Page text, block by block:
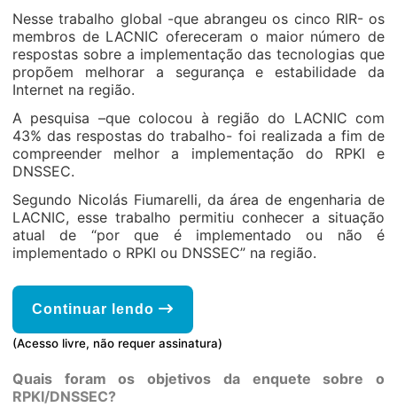
Nesse trabalho global -que abrangeu os cinco RIR- os
membros de LACNIC ofereceram o maior número de
respostas sobre a implementação das tecnologias que
propõem melhorar a segurança e estabilidade da
Internet na região.
A pesquisa –que colocou à região do LACNIC com
43% das respostas do trabalho- foi realizada a fim de
compreender melhor a implementação do RPKI e
DNSSEC.
Segundo Nicolás Fiumarelli, da área de engenharia de
LACNIC, esse trabalho permitiu conhecer a situação
atual de “por que é implementado ou não é
implementado o RPKI ou DNSSEC” na região.
Continuar lendo
(Acesso livre, não requer assinatura)
Quais foram os objetivos da enquete sobre o
RPKI/DNSSEC?